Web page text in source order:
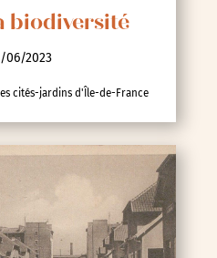
biodiversité
06/2023
cités-jardins d'Île-de-France